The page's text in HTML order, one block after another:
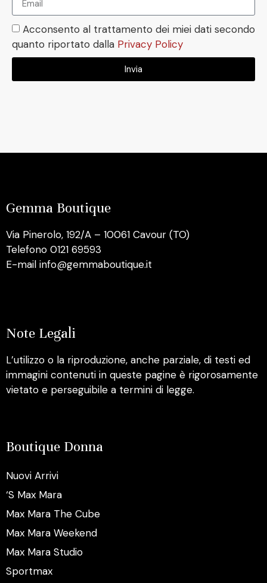
Acconsento al trattamento dei miei dati secondo
quanto riportato dalla Privacy Policy
Invia
Gemma Boutique
Via Pinerolo, 192/A – 10061 Cavour (TO)
Telefono 0121 69593
E-mail info@gemmaboutique.it
Note Legali
L’utilizzo o la riproduzione, anche parziale, di testi ed
immagini contenuti in queste pagine è rigorosamente
vietato e perseguibile a termini di legge.
Boutique Donna
Nuovi Arrivi
‘S Max Mara
Max Mara The Cube
Max Mara Weekend
Max Mara Studio
Sportmax